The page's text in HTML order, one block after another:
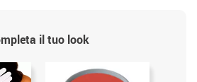
il tuo look